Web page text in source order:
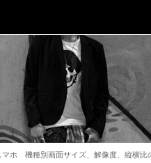
ホ 機種別画面サイズ、解像度、縦横比